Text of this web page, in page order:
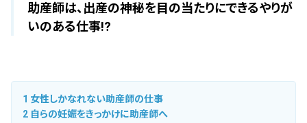
助産師は、出産の神秘を目の当たりにできるやりが
いのある仕事!?
1 女性しかなれない助産師の仕事
2 自らの妊娠をきっかけに助産師へ